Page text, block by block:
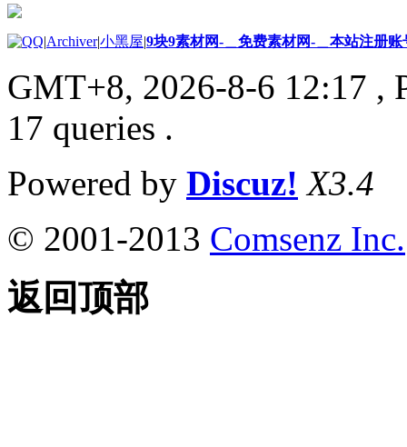
|Archiver|小黑屋|9块9素材网-＿免费素材网-＿本站注册账
GMT+8, 2026-8-6 12:17 ,
17 queries .
Powered by Discuz! X3.4
© 2001-2013 Comsenz Inc.
返回顶部